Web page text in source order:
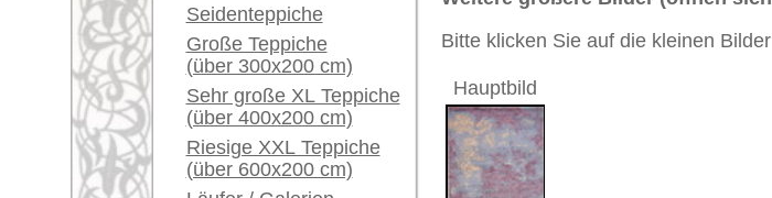
Ein kleines Teppich-
Glossar...
Händler können ihre
großen Teppiche hier
verkaufen
Info Center
Häufige Fragen (FAQ)
AGB
Bemerkungen:
Übergangsdesign zwischen Orient und Moderne
Preis (inkl. MwSt.): € 3.100
Voraussichtliche Lieferzeit:
4 - 8 Werktage
in Warenkorb